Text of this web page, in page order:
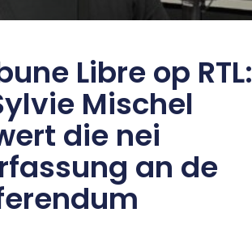
Libre op RTL:
Mischel
die nei
an de